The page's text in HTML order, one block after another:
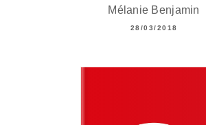
Mélanie Benjamin
28/03/2018